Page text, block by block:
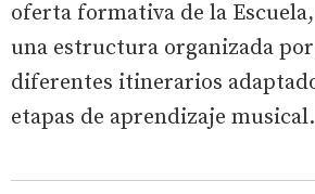
oferta formativa de la
una estructura organizada por
diferentes itinerarios
etapas de aprendizaje musical.